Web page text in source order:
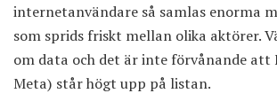
internetanvändare så samlas enorma
som sprids friskt mellan olika aktörer.
om data och det är inte förvånande att
Meta) står högt upp på listan.